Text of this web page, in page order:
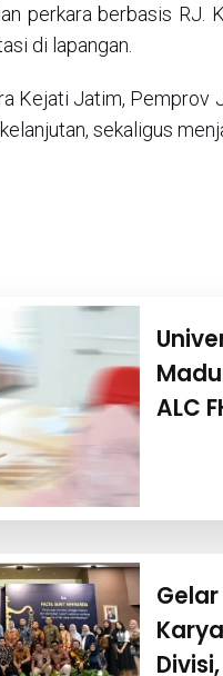
perkara berbasis RJ.
di lapangan.
Kejati Jatim, Pemprov
sekaligus
ALC